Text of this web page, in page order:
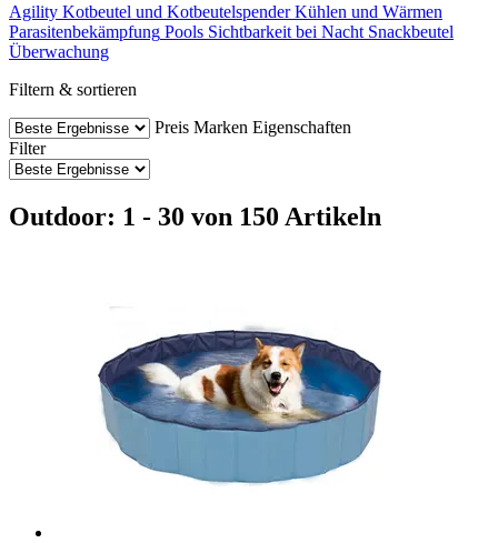
Agility Kotbeutel und Kotbeutelspender Kühlen und Wärmen
Parasitenbekämpfung Pools Sichtbarkeit bei Nacht Snackbeutel
Überwachung
Filtern & sortieren
Preis Marken Eigenschaften
Filter
Outdoor: 1 - 30 von 150 Artikeln